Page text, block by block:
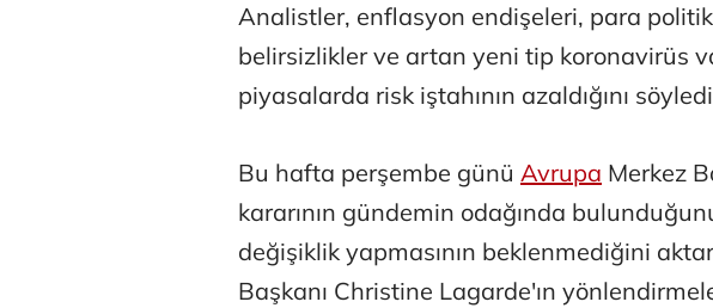
Analistler, enflasyon endişeleri, para
belirsizlikler ve artan yeni tip koronavirüs
piyasalarda risk iştahının azaldığını
Bu hafta perşembe günü Avrupa Merkez
kararının gündemin odağında
değişiklik yapmasının beklenmediğini
Başkanı Christine Lagarde'ın
Osman Gençer
Prof. Dr. Mahmut Özer
İnsan-ı Kâmilden Erdemli Şehre: İslam Düşüncesinde Adalet-II